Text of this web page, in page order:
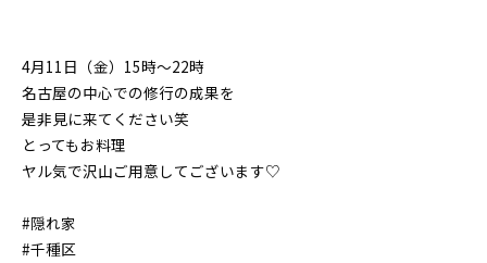
4月11日（金）15時〜22時
名古屋の中心での修行の成果を
是非見に来てください笑
とってもお料理
ヤル気で沢山ご用意してございます♡
#隠れ家
#千種区